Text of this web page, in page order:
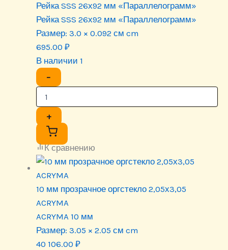
Рейка SSS 26х92 мм «Параллелограмм»
Рейка SSS 26х92 мм «Параллелограмм»
Размер: 3.0 × 0.092 см cm
695.00 ₽
В наличии 1
−
+
К сравнению
10 мм прозрачное оргстекло 2,05х3,05
ACRYMA
ACRYMA 10 мм
Размер: 3.05 × 2.05 см cm
40 106.00 ₽